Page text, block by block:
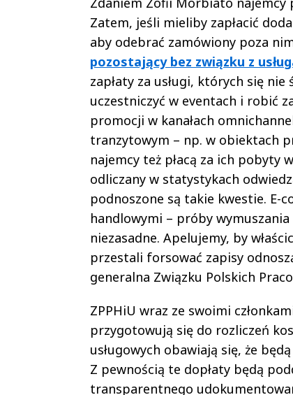
Zatem, jeśli mieliby zapłacić
aby odebrać zamówiony poza
pozostający bez związku z
zapłaty za usługi, których się
uczestniczyć w eventach i robić
promocji w kanałach
tranzytowym – np. w obiektach
najemcy też płacą za ich pobyty
odliczany w statystykach
podnoszone są takie kwestie. E-
handlowymi – próby
niezasadne. Apelujemy, by
przestali forsować zapisy
generalna Związku Polskich
ZPPHiU wraz ze swoimi
przygotowują się do rozliczeń
usługowych obawiają się, że
Z pewnością te dopłaty będą
transparentnego